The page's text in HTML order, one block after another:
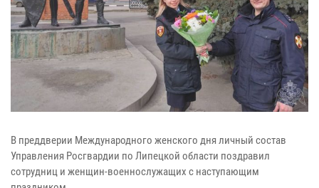
В преддверии Международного женского дня личный состав
Управления Росгвардии по Липецкой области поздравил
сотрудниц и женщин-военнослужащих с наступающим